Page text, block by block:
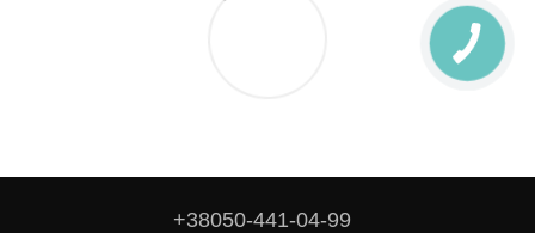
+38050-441-04-99